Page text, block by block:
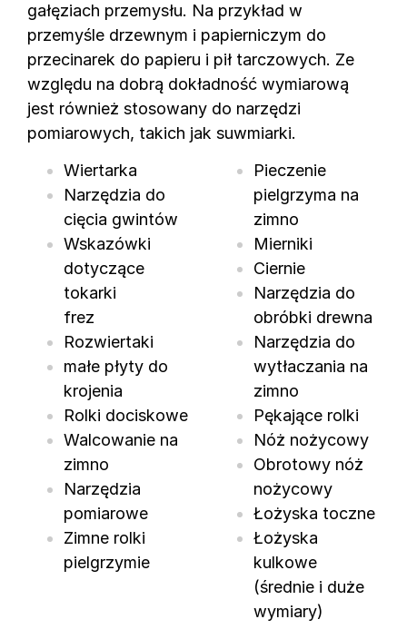
gałęziach przemysłu. Na przykład w
przemyśle drzewnym i papierniczym do
przecinarek do papieru i pił tarczowych. Ze
względu na dobrą dokładność wymiarową
jest również stosowany do narzędzi
pomiarowych, takich jak suwmiarki.
Wiertarka
Narzędzia do
cięcia gwintów
Wskazówki
dotyczące
tokarki
frez
Rozwiertaki
małe płyty do
krojenia
Rolki dociskowe
Walcowanie na
zimno
Narzędzia
pomiarowe
Zimne rolki
pielgrzymie
Pieczenie
pielgrzyma na
zimno
Mierniki
Ciernie
Narzędzia do
obróbki drewna
Narzędzia do
wytłaczania na
zimno
Pękające rolki
Nóż nożycowy
Obrotowy nóż
nożycowy
Łożyska toczne
Łożyska
kulkowe
(średnie i duże
wymiary)